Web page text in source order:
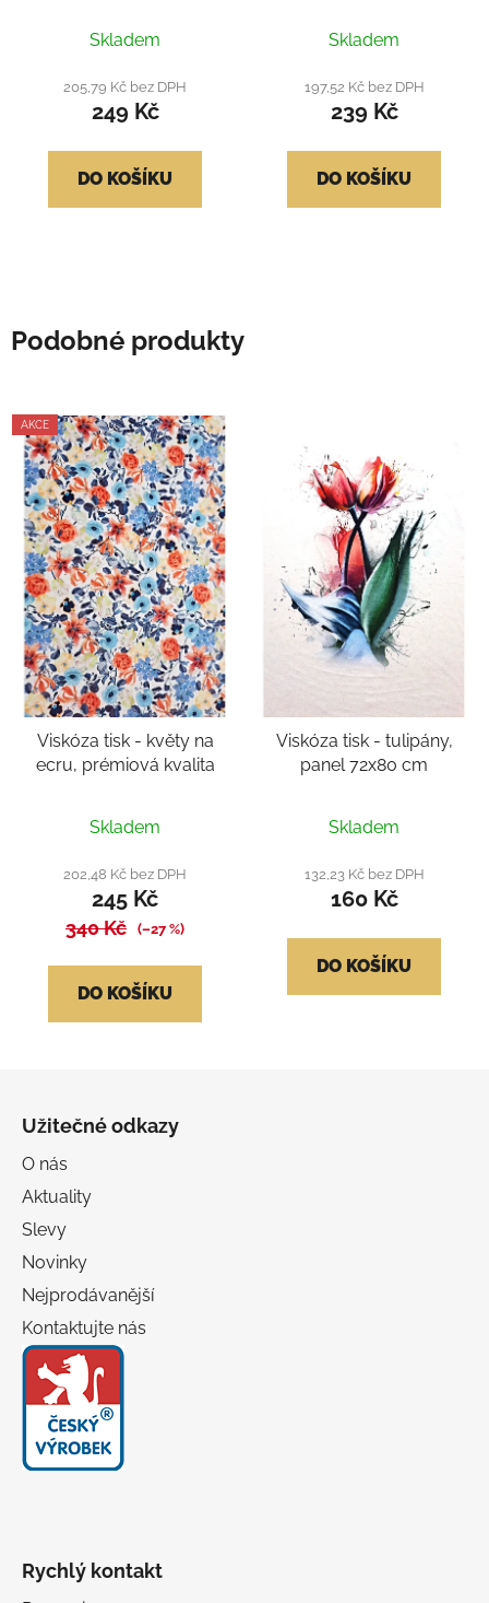
Skladem
205,79 Kč bez DPH
249 Kč
DO KOŠÍKU
Skladem
197,52 Kč bez DPH
239 Kč
DO KOŠÍKU
Podobné produkty
AKCE
Viskóza tisk - květy na
ecru, prémiová kvalita
hodnocení
produktu
je
4,3
5
Skladem
202,48 Kč bez DPH
245 Kč
340 Kč (–27 %)
DO KOŠÍKU
Viskóza tisk - tulipány,
panel 72x80 cm
hodnocení
produktu
je
z
Skladem
132,23 Kč bez DPH
160 Kč
DO KOŠÍKU
Užitečné odkazy
O nás
Aktuality
Slevy
Novinky
Nejprodávanější
Kontaktujte nás
Rychlý kontakt